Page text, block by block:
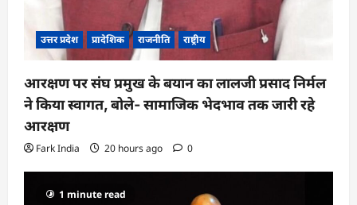
उत्तर प्रदेश प्रादेशिक राजनीति राष्ट्रीय
आरक्षण पर संघ प्रमुख के बयान का लालजी प्रसाद निर्मल
ने किया स्वागत, बोले- सामाजिक भेदभाव तक जारी रहे
आरक्षण
Fark India 20 hours ago 0
1 minute read